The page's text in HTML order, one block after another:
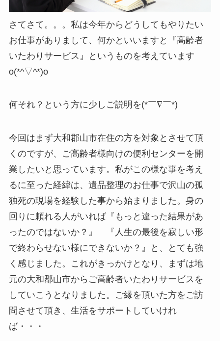
さてさて。。。私は今年からどうしてもやりたい
お仕事がありまして、何かといいますと『高齢者
いたわりサービス』というものを考えています
o(*^▽^*)o
何それ？という方に少しご説明を(*￣∇￣*)
今回はまず大和郡山市在住の方を対象とさせて頂
くのですが、ご高齢者様向けの便利センターを開
業したいと思っています。私がこの様な事を考え
るに至った経緯は、遺品整理のお仕事で沢山の孤
独死の現場を経験した事から始まりました。身の
回りに頼れる人がいれば『もっと違った結果があ
ったのではないか？』 『人生の最後を寂しい形
で終わらせない様にできないか？』と、とても強
く感じました。これがきっかけとなり、まずは地
元の大和郡山市からご高齢者いたわりサービスを
していこうとなりました。ご縁を頂いた方をご訪
問させて頂き、生活をサポートしていけれ
ば・・・